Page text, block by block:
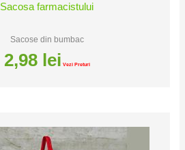
Sacosa farmacistului
Sacose din bumbac
2,98 lei Vezi Preturi